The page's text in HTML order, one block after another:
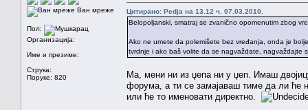
Ван мреже
Пол:
Организација:
Име и презиме:
Струка:
Поруке: 820
Цитирано: Pedja на 13.12 ч. 07.03.2010.
Belopoljanski, smatraj se zvanično opomenutim zbog
Ako ne umete da polemišete bez vređanja, onda je
tvrdnje i ako baš volite da se nagvaždate, nagvaždajte
Ма, мени ни из џепа ни у џеп. Имаш
форума, а ти се замајаваш тиме да ли ће
или ће то именовати директно.